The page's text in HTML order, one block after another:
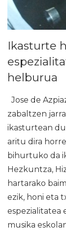
Ikasturte
helburua
Jose de
zabaltzen
ikasturtean
aritu dira
bihurtuko da
Hezkuntza,
hartarako
ezik, honi eta
espezialitatea
musika